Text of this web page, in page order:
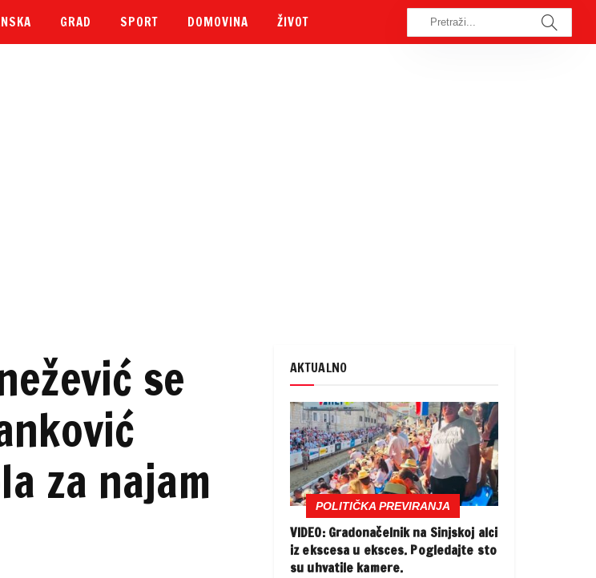
GRAD SPORT DOMOVINA ŽIVOT
se
za najam
AKTUALNO
POLITIČKA PREVIRANJA
VIDEO: Gradonačelnik na Sinjskoj alci
iz ekscesa u eksces. Pogledajte sto
su uhvatile kamere.